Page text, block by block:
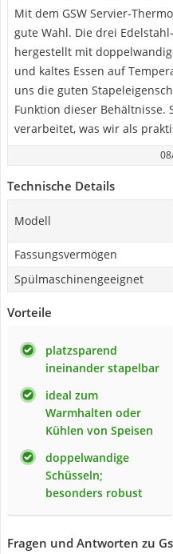
Mit dem GSW Servier-
gute Wahl. Die drei
hergestellt mit
und kaltes Essen auf
uns die guten
Funktion dieser
verarbeitet, was wir als
Technische Details
Modell
Fassungsvermögen
Spülmaschinengeeignet
Vorteile
platzsparend
ineinander stapelbar
ideal zum
Warmhalten oder
Kühlen von Speisen
doppelwandige
Schüsseln;
besonders robust
Fragen und Antworten zu